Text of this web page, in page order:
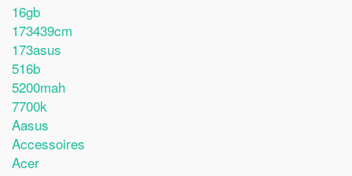
16gb
173439cm
173asus
516b
5200mah
7700k
Aasus
Accessoires
Acer